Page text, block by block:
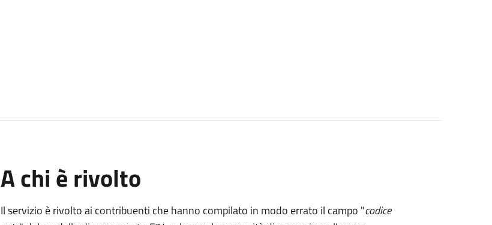
A chi è rivolto
Il servizio è rivolto ai contribuenti che hanno compilato in modo errato il campo "codice